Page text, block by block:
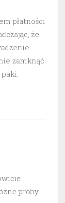
płatności
że
zamknąć
próby